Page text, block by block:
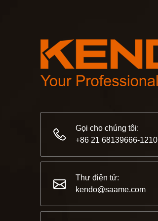
Gọi cho chúng tôi:
+86 21 68139666-1210
Thư điện tử:
kendo@saame.com